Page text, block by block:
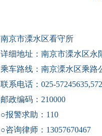
南京市溧水区看守所
详细地址：南京市溧水区永
乘车路线：南京溧水区乘路
联系电话：025-
邮政编码：210000
○报警求助： 110
○咨询律师： 13057670467